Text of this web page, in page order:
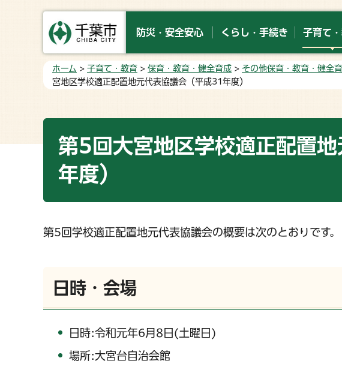
防災・安全安心 くらし・手続き 子育て
ホーム > 子育て・教育 > 保育・教育・健全育成 > その他保育・教育・健全
宮地区学校適正配置地元代表協議会（平成31年度）
第5回大宮地区学校適正配置
年度）
第5回学校適正配置地元代表協議会の概要は次のとおりです。
日時・会場
日時:令和元年6月8日(土曜日)
場所:大宮台自治会館